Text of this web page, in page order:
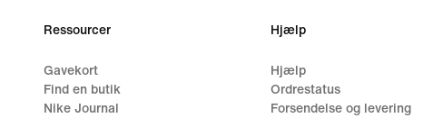
Ressourcer
Gavekort
Find en butik
Nike Journal
Hjælp
Hjælp
Ordrestatus
Forsendelse og levering